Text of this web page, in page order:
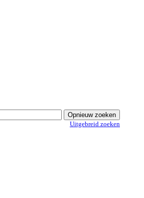
Uitgebreid zoeken